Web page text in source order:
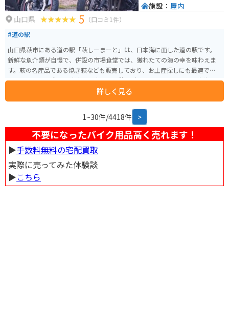
山口県 5 （口コミ1件）
#道の駅
山口県萩市にある道の駅「萩しーまーと」は、日本海に面した道の駅です。
新鮮な魚介類が自慢で、併設の市場食堂では、獲れたての海の幸を味わえま
す。萩の名産品である焼き萩なども販売しており、お土産探しにも最適です。
バイクで訪れる際は、駐車場も広く、休憩場所としても最適です。日本海を
眺めながらのツーリングの休憩に、ぜひお立ち寄りください。新鮮な海の幸
と萩の風情を感じることができます。
詳しく見る
施設： 屋内
1~30件/4418件 >
不要になったバイク用品高く売れます！
▶︎手数料無料の宅配買取
実際に売ってみた体験談
▶︎こちら